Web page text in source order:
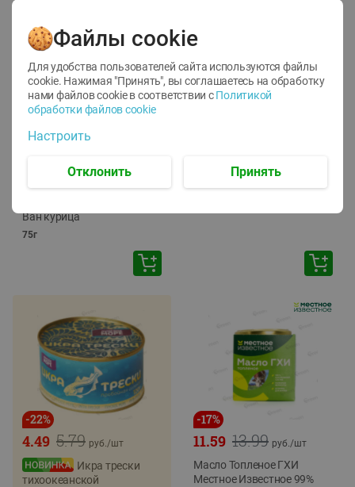
12
1.05 руб./
руб./шт
Корм влаж. для кош. с
Ван курица
75г
ТОФУ Vegetus ТВЕРДЫЙ
-22%
5.79
4.49 руб./шт
Икра трески
тихоокеанской
-17%
13.99
11.59 руб./шт
Масло Топленое ГХИ
Местное Известное 99%
Файлы cookie
Для удобства пользователей сайта используются файлы
cookie. Нажимая "Принять", вы соглашаетесь на обработку
нами файлов cookie в соответствии с Политикой
обработки файлов cookie
Настроить
Отклонить Принять